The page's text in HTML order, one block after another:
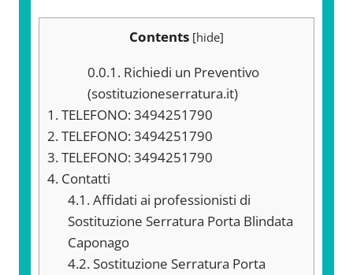
Contents [hide]
0.0.1. Richiedi un Preventivo
(sostituzioneserratura.it)
1.TELEFONO: 3494251790
2.TELEFONO: 3494251790
3.TELEFONO: 3494251790
4. Contatti
4.1.Affidati ai professionisti di
Sostituzione Serratura Porta Blindata
Caponago
4.2.Sostituzione Serratura Porta